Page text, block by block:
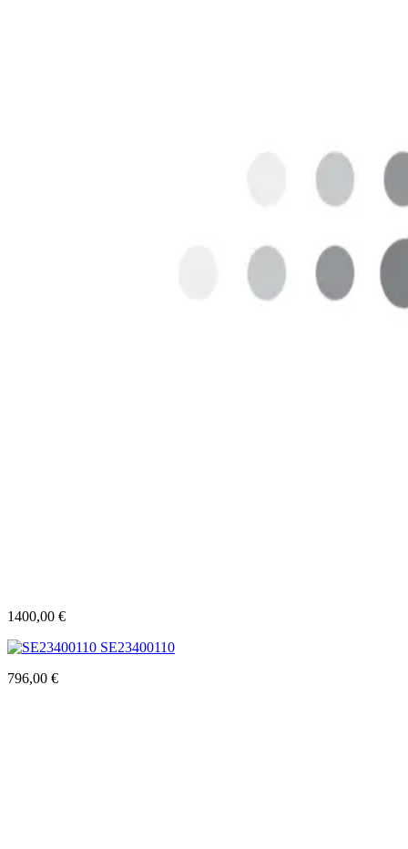
1400,00 €
SE23400110
796,00 €